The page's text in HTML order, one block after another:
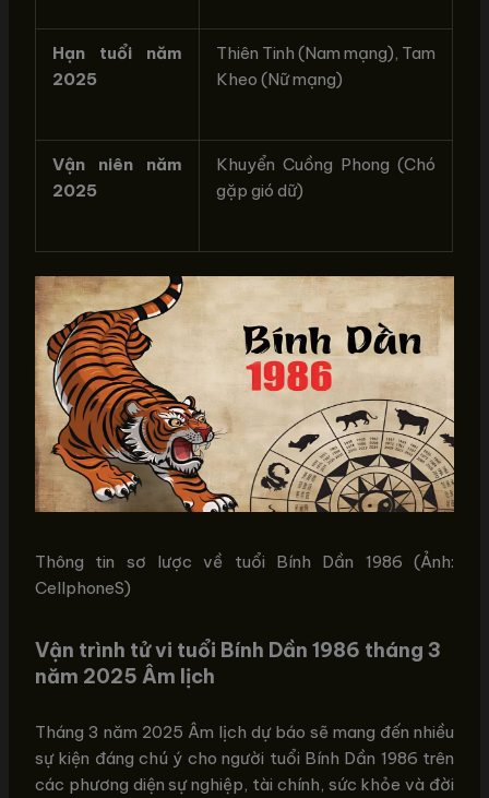
Hạn tuổi năm
2025
Thiên Tinh (Nam mạng), Tam
Kheo (Nữ mạng)
Vận niên năm
2025
Khuyển Cuồng Phong (Chó
gặp gió dữ)
Thông tin sơ lược về tuổi Bính Dần 1986 (Ảnh:
CellphoneS)
Vận trình tử vi tuổi Bính Dần 1986 tháng 3
năm 2025 Âm lịch
Tháng 3 năm 2025 Âm lịch dự báo sẽ mang đến nhiều
sự kiện đáng chú ý cho người tuổi Bính Dần 1986 trên
các phương diện sự nghiệp, tài chính, sức khỏe và đời